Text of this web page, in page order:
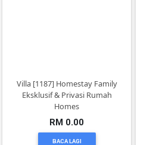
Villa [1187] Homestay Family
Eksklusif & Privasi Rumah
Homes
RM 0.00
BACA LAGI
SUKAN/HOBI(2)
PERCUTIAN